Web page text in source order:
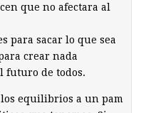
que no afectara al
para sacar lo que sea
crear nada
futuro de todos.
equilibrios a un pam